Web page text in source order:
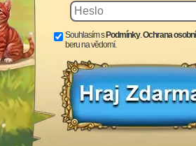
Souhlasím s Podmínky.Ochrana
beru na vědomí.